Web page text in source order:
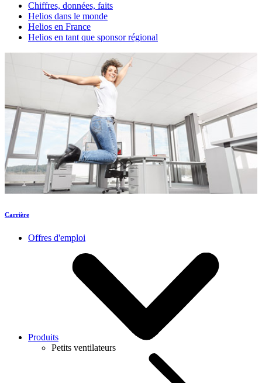
Chiffres, données, faits
Helios dans le monde
Helios en France
Helios en tant que sponsor régional
Carrière
Offres d'emploi
Produits
Petits ventilateurs